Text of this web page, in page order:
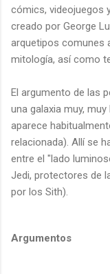
cómics, videojuegos
creado por George
arquetipos comunes
mitología, así como
El argumento de las
una galaxia muy,
aparece
relacionada). Allí se
entre el "lado
Jedi, protectores de
por los Sith).
Argumentos